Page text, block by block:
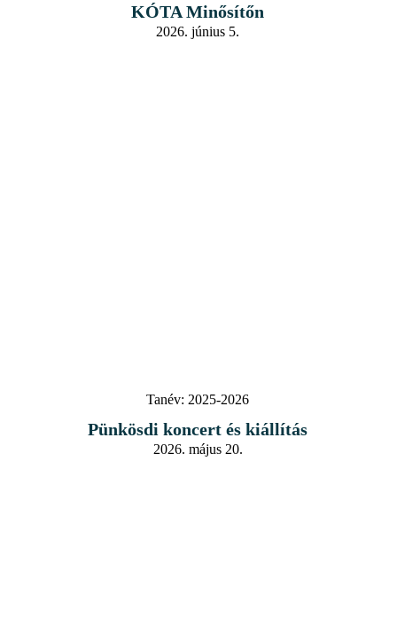
KÓTA Minősítőn
2026. június 5.
Tanév: 2025-2026
Pünkösdi koncert és kiállítás
2026. május 20.